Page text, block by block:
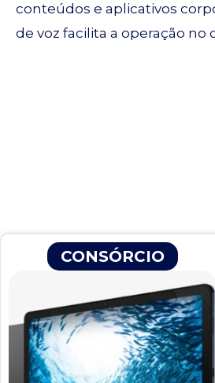
conteúdos e aplicativos
de voz facilita a operação no
CONSÓRCIO